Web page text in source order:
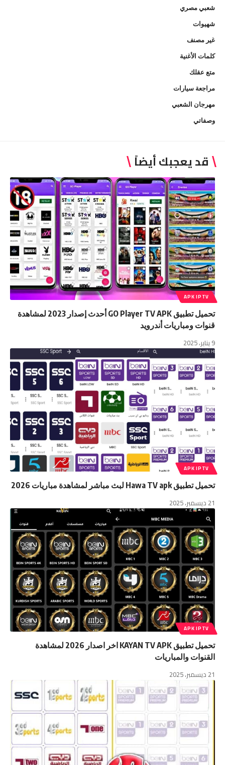
شعبي مصري
شهيوات
غير مصنف
كلمات الأغنية
متع عقلك
مراجعة سيارات
مهرجان الشعبي
وصفاتي
قد يعجبك أيضاً
APK IPTV
تحميل تطبيق GO Player TV APK أحدث إصدار 2023 لمشاهدة
قنوات ومباريات أندرويد
9 يناير، 2025
APK IPTV
تحميل تطبيق Hawa TV apk لبث مباشر لمشاهدة مباريات 2026
21 ديسمبر، 2025
APK IPTV
تحميل تطبيق KAYAN TV APK اخر اصدار 2026 لمشاهدة
القنوات والمباريات
21 ديسمبر، 2025